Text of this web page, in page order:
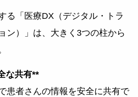
る「医療DX（デジタル・トラ
ン）」は、大きく3つの柱から
な共有**
患者さんの情報を安全に共有で